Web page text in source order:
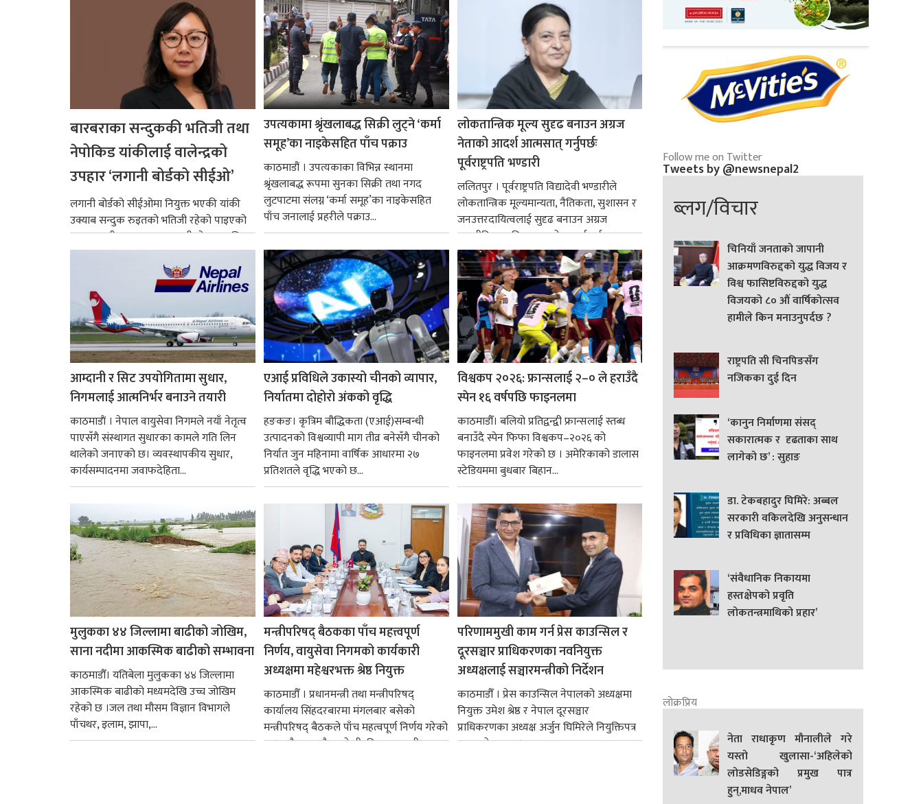
बारबराका सन्दुककी भतिजी तथा
नेपोकिड यांकीलाई वालेन्द्रको
उपहार ‘लगानी बोर्डको सीईओ’
लगानी बोर्डको सीईओमा नियुक्त भएकी यांकी
उक्याब सन्दुक रुइतको भतिजी रहेको पाइएको
छ। तत्कालीन समयमा महाकालीको अञ्चलाधिश
नै बनेका जोन...
उपत्यकामा श्रृंखलाबद्ध सिक्री लुट्ने ‘कर्मा
समूह’का नाइकेसहित पाँच पक्राउ
काठमाडौं । उपत्यकाका विभिन्न स्थानमा
श्रृंखलाबद्ध रूपमा सुनका सिक्री तथा नगद
लुटपाटमा संलग्न ‘कर्मा समूह’का नाइकेसहित
पाँच जनालाई प्रहरीले पक्राउ...
लोकतान्त्रिक मूल्य सुदृढ बनाउन अग्रज
नेताको आदर्श आत्मसात् गर्नुपर्छः
पूर्वराष्ट्रपति भण्डारी
ललितपुर । पूर्वराष्ट्रपति विद्यादेवी भण्डारीले
लोकतान्त्रिक मूल्यमान्यता, नैतिकता, सुशासन र
जनउत्तरदायित्वलाई सुदृढ बनाउन अग्रज
राजनीतिक व्यक्तित्वहरूको आदर्शलाई आत्मसात्
गर्न आवश्यक...
आम्दानी र सिट उपयोगितामा सुधार,
निगमलाई आत्मनिर्भर बनाउने तयारी
काठमाडाैं । नेपाल वायुसेवा निगमले नयाँ नेतृत्व
पाएसँगै संस्थागत सुधारका कामले गति लिन
थालेको जनाएको छ। व्यवस्थापकीय सुधार,
कार्यसम्पादनमा जवाफदेहिता...
एआई प्रविधिले उकास्यो चीनको व्यापार,
निर्यातमा दोहोरो अंकको वृद्धि
हङकङ। कृत्रिम बौद्धिकता (एआई)सम्बन्धी
उत्पादनको विश्वव्यापी माग तीव्र बनेसँगै चीनको
निर्यात जुन महिनामा वार्षिक आधारमा २७
प्रतिशतले वृद्धि भएको छ...
विश्वकप २०२६: फ्रान्सलाई २–० ले हराउँदै
स्पेन १६ वर्षपछि फाइनलमा
काठमाडौँ। बलियो प्रतिद्वन्द्वी फ्रान्सलाई स्तब्ध
बनाउँदै स्पेन फिफा विश्वकप–२०२६ को
फाइनलमा प्रवेश गरेको छ । अमेरिकाको डालास
स्टेडियममा बुधबार बिहान...
मुलुकका ४४ जिल्लामा बाढीको जोखिम,
साना नदीमा आकस्मिक बाढीको सम्भावना
काठमाडौँ। यतिबेला मुलुकका ४४ जिल्लामा
आकस्मिक बाढीको मध्यमदेखि उच्च जोखिम
रहेको छ ।जल तथा मौसम विज्ञान विभागले
पाँचथर, इलाम, झापा,...
मन्त्रीपरिषद् बैठकका पाँच महत्त्वपूर्ण
निर्णय, वायुसेवा निगमको कार्यकारी
अध्यक्षमा महेश्वरभक्त श्रेष्ठ नियुक्त
काठमाडौँ । प्रधानमन्त्री तथा मन्त्रीपरिषद्
कार्यालय सिंहदरबारमा मंगलबार बसेको
मन्त्रीपरिषद् बैठकले पाँच महत्वपूर्ण निर्णय गरेको
छ । यसैक्रममा बैडकले बीउबिजनसम्बन्धी...
परिणाममुखी काम गर्न प्रेस काउन्सिल र
दूरसञ्चार प्राधिकरणका नवनियुक्त
अध्यक्षलाई सञ्चारमन्त्रीको निर्देशन
काठमाडौँ । प्रेस काउन्सिल नेपालको अध्यक्षमा
नियुक्त उमेश श्रेष्ठ र नेपाल दूरसञ्चार
प्राधिकरणका अध्यक्ष अर्जुन घिमिरेले नियुक्तिपत्र
ग्रहण गरेका छन्।...
Follow me on Twitter
Tweets by @newsnepal2
ब्लग/विचार
चिनियाँ जनताको जापानी
आक्रमणविरुद्दको युद्ध विजय र
विश्व फासिष्टविरुद्दको युद्ध
विजयको ८० औं वार्षिकोत्सव
हामीले किन मनाउनुपर्दछ ?
राष्ट्रपति सी चिनपिङसँग
नजिकका दुई दिन
‘कानुन निर्माणमा संसद्
सकारात्मक र दृढताका साथ
लागेको छ’ : सुहाङ
डा. टेकबहादुर घिमिरे: अब्बल
सरकारी वकिलदेखि अनुसन्धान
र प्रविधिका ज्ञातासम्म
‘संवैधानिक निकायमा
हस्तक्षेपको प्रवृति
लोकतन्त्रमाथिको प्रहार’
लोक्रप्रिय
नेता राधाकृण मौनालीले गरे
यस्तो खुलासा-‘अहिलेको
लोडसेडिङ्गको प्रमुख पात्र
हुन्,माधव नेपाल’